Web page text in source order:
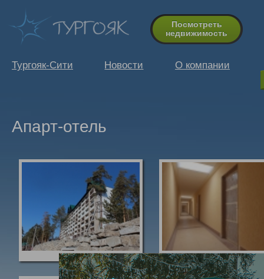
Посмотреть
недвижимость
Тургояк-Сити Новости О компании
Апарт-отель